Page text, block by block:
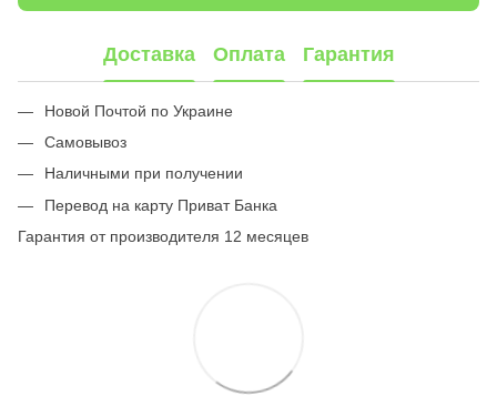
Доставка Оплата Гарантия
Новой Почтой по Украине
Самовывоз
Наличными при получении
Перевод на карту Приват Банка
Гарантия от производителя 12 месяцев